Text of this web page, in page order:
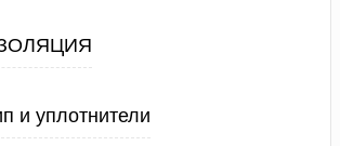
и уплотнители